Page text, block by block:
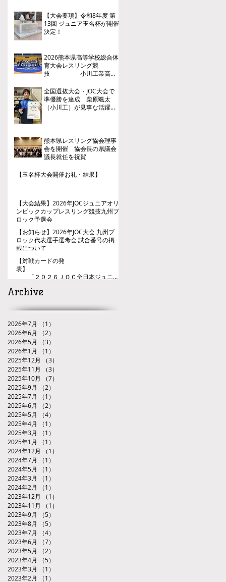
【大会要項】令和8年度 第
13回 ジュニア玉名杯が開催
決定！
2026熊本県高等学校総合体
育大会レスリング競
技 小川工業高
全国選抜大会・JOC大会で
準優勝を達成 柴原颯太
（小川工）が見事な活躍を
熊本県レスリング協会理事
会を開催 協会長の県議会
議長就任を祝賀
【玉名杯大会開催お礼・結果】
【大会結果】2026年JOCジュニアオリ
ンピックカップレスリング競技九州ブ
ロック予選会
【お知らせ】2026年JOC大会 九州ブ
ロック代表選手選考会 試合番号の掲
載について
【対戦カードの発
表】
「２０２６ＪＯＣ全日本ジュニア
表選手選考会」
Archive
2026年7月 （1）
2026年6月
（2）
2026年5月
（3）
2026年1月
（1）
2025年12月
（3）
2025年11月
（3）
2025年10月
（7）
2025年9月
（2）
2025年7月
（1）
2025年6月
（2）
2025年5月
（4）
2025年4月
（1）
2025年3月
（1）
2025年1月
（1）
2024年12月
（1）
2024年7月
（1）
2024年5月
（1）
2024年3月
（1）
2024年2月
（1）
2023年12月
（1）
2023年11月
（1）
2023年9月
（5）
2023年8月
（5）
2023年7月
（4）
2023年6月
（7）
2023年5月
（2）
2023年4月
（5）
2023年3月
（1）
2023年2月
（1）